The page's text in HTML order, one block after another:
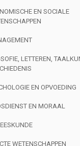
EN SOCIALE
LETTEREN,
EN OPVOEDING
EN MORAAL
WETENSCHAPPEN